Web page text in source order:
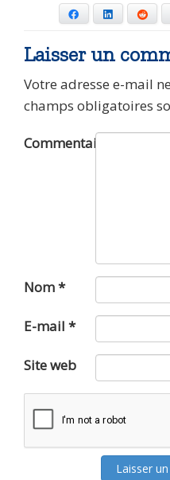
Facebook LinkedIn
Laisser un
Votre adresse e-mail
champs obligatoires
Commentaire
Nom*
E-mail *
Site web